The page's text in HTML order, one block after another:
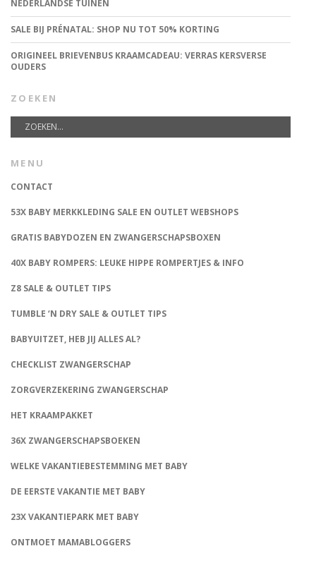
NEDERLANDSE TUINEN
SALE BIJ PRÉNATAL: SHOP NU TOT 50% KORTING
ORIGINEEL BRIEVENBUS KRAAMCADEAU: VERRAS KERSVERSE
OUDERS
ZOEKEN
MENU
CONTACT
53X BABY MERKKLEDING SALE EN OUTLET WEBSHOPS
GRATIS BABYDOZEN EN ZWANGERSCHAPSBOXEN
40X BABY ROMPERS: LEUKE HIPPE ROMPERTJES & INFO
Z8 SALE & OUTLET TIPS
TUMBLE ‘N DRY SALE & OUTLET TIPS
BABYUITZET, HEB JIJ ALLES AL?
CHECKLIST ZWANGERSCHAP
ZORGVERZEKERING ZWANGERSCHAP
HET KRAAMPAKKET
36X ZWANGERSCHAPSBOEKEN
WELKE VAKANTIEBESTEMMING MET BABY
DE EERSTE VAKANTIE MET BABY
23X VAKANTIEPARK MET BABY
ONTMOET MAMABLOGGERS